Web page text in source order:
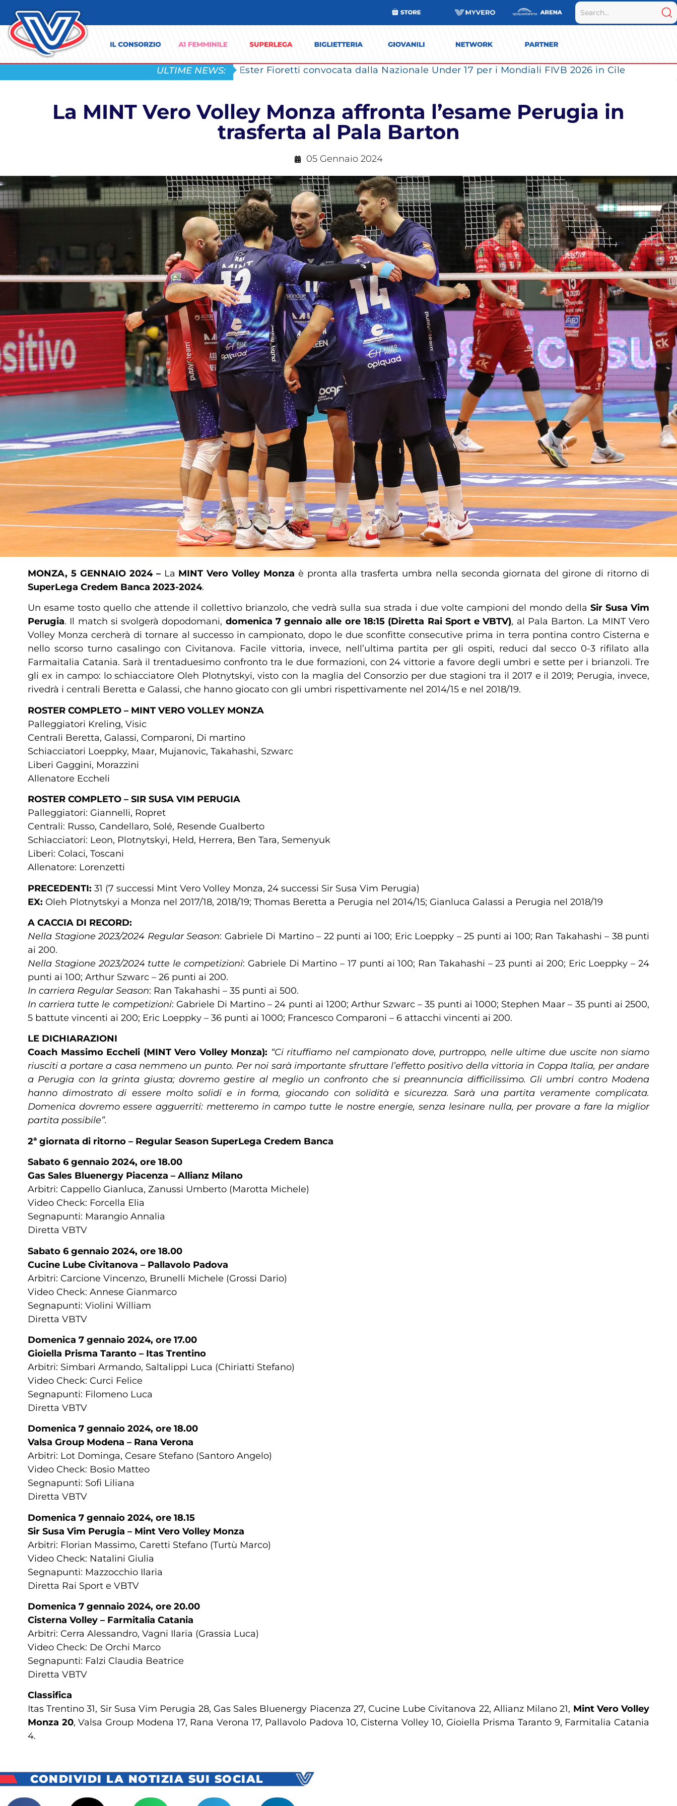
ULTIME NEWS: Ester Fioretti convocata dalla Nazionale Under 17 per i Mondiali FIVB 2026 in Cile
La MINT Vero Volley Monza affronta l’esame Perugia in
trasferta al Pala Barton
05 Gennaio 2024
MONZA, 5 GENNAIO 2024 –La MINT Vero Volley Monza è pronta alla trasferta umbra nella seconda giornata del girone di ritorno di
SuperLega Credem Banca 2023-2024.
Un esame tosto quello che attende il collettivo brianzolo, che vedrà sulla sua strada i due volte campioni del mondo della Sir Susa Vim
Perugia. Il match si svolgerà dopodomani, domenica 7 gennaio alle ore 18:15 (Diretta Rai Sport e VBTV), al Pala Barton. La MINT Vero
Volley Monza cercherà di tornare al successo in campionato, dopo le due sconfitte consecutive prima in terra pontina contro Cisterna e
nello scorso turno casalingo con Civitanova. Facile vittoria, invece, nell’ultima partita per gli ospiti, reduci dal secco 0-3 rifilato alla
Farmaitalia Catania. Sarà il trentaduesimo confronto tra le due formazioni, con 24 vittorie a favore degli umbri e sette per i brianzoli. Tre
gli ex in campo: lo schiacciatore Oleh Plotnytskyi, visto con la maglia del Consorzio per due stagioni tra il 2017 e il 2019; Perugia, invece,
rivedrà i centrali Beretta e Galassi, che hanno giocato con gli umbri rispettivamente nel 2014/15 e nel 2018/19.
ROSTER COMPLETO – MINT VERO VOLLEY MONZA
Palleggiatori Kreling, Visic
Centrali Beretta, Galassi, Comparoni, Di martino
Schiacciatori Loeppky, Maar, Mujanovic, Takahashi, Szwarc
Liberi Gaggini, Morazzini
Allenatore Eccheli
ROSTER COMPLETO – SIR SUSA VIM PERUGIA
Palleggiatori: Giannelli, Ropret
Centrali: Russo, Candellaro, Solé, Resende Gualberto
Schiacciatori: Leon, Plotnytskyi, Held, Herrera, Ben Tara, Semenyuk
Liberi: Colaci, Toscani
Allenatore: Lorenzetti
PRECEDENTI: 31 (7 successi Mint Vero Volley Monza, 24 successi Sir Susa Vim Perugia)
EX: Oleh Plotnytskyi a Monza nel 2017/18, 2018/19; Thomas Beretta a Perugia nel 2014/15; Gianluca Galassi a Perugia nel 2018/19
A CACCIA DI RECORD:
Nella Stagione 2023/2024 Regular Season: Gabriele Di Martino – 22 punti ai 100; Eric Loeppky – 25 punti ai 100; Ran Takahashi – 38 punti
ai 200.
Nella Stagione 2023/2024 tutte le competizioni: Gabriele Di Martino – 17 punti ai 100; Ran Takahashi – 23 punti ai 200; Eric Loeppky – 24
punti ai 100; Arthur Szwarc – 26 punti ai 200.
In carriera Regular Season: Ran Takahashi – 35 punti ai 500.
In carriera tutte le competizioni: Gabriele Di Martino – 24 punti ai 1200; Arthur Szwarc – 35 punti ai 1000; Stephen Maar – 35 punti ai 2500,
5 battute vincenti ai 200; Eric Loeppky – 36 punti ai 1000; Francesco Comparoni – 6 attacchi vincenti ai 200.
LE DICHIARAZIONI
Coach Massimo Eccheli (MINT Vero Volley Monza): “Ci rituffiamo nel campionato dove, purtroppo, nelle ultime due uscite non siamo
riusciti a portare a casa nemmeno un punto. Per noi sarà importante sfruttare l’effetto positivo della vittoria in Coppa Italia, per andare
a Perugia con la grinta giusta; dovremo gestire al meglio un confronto che si preannuncia difficilissimo. Gli umbri contro Modena
hanno dimostrato di essere molto solidi e in forma, giocando con solidità e sicurezza. Sarà una partita veramente complicata.
Domenica dovremo essere agguerriti: metteremo in campo tutte le nostre energie, senza lesinare nulla, per provare a fare la miglior
partita possibile”.
2ª giornata di ritorno – Regular Season SuperLega Credem Banca
Sabato 6 gennaio 2024, ore 18.00
Gas Sales Bluenergy Piacenza – Allianz Milano
Arbitri: Cappello Gianluca, Zanussi Umberto (Marotta Michele)
Video Check: Forcella Elia
Segnapunti: Marangio Annalia
Diretta VBTV
Sabato 6 gennaio 2024, ore 18.00
Cucine Lube Civitanova – Pallavolo Padova
Arbitri: Carcione Vincenzo, Brunelli Michele (Grossi Dario)
Video Check: Annese Gianmarco
Segnapunti: Violini William
Diretta VBTV
Domenica 7 gennaio 2024, ore 17.00
Gioiella Prisma Taranto – Itas Trentino
Arbitri: Simbari Armando, Saltalippi Luca (Chiriatti Stefano)
Video Check: Curci Felice
Segnapunti: Filomeno Luca
Diretta VBTV
Domenica 7 gennaio 2024, ore 18.00
Valsa Group Modena – Rana Verona
Arbitri: Lot Dominga, Cesare Stefano (Santoro Angelo)
Video Check: Bosio Matteo
Segnapunti: Sofi Liliana
Diretta VBTV
Domenica 7 gennaio 2024, ore 18.15
Sir Susa Vim Perugia – Mint Vero Volley Monza
Arbitri: Florian Massimo, Caretti Stefano (Turtù Marco)
Video Check: Natalini Giulia
Segnapunti: Mazzocchio Ilaria
Diretta Rai Sport e VBTV
Domenica 7 gennaio 2024, ore 20.00
Cisterna Volley – Farmitalia Catania
Arbitri: Cerra Alessandro, Vagni Ilaria (Grassia Luca)
Video Check: De Orchi Marco
Segnapunti: Falzi Claudia Beatrice
Diretta VBTV
Classifica
Itas Trentino 31, Sir Susa Vim Perugia 28, Gas Sales Bluenergy Piacenza 27, Cucine Lube Civitanova 22, Allianz Milano 21, Mint Vero Volley
Monza 20, Valsa Group Modena 17, Rana Verona 17, Pallavolo Padova 10, Cisterna Volley 10, Gioiella Prisma Taranto 9, Farmitalia Catania
4.
CONDIVIDI LA NOTIZIA SUI SOCIAL